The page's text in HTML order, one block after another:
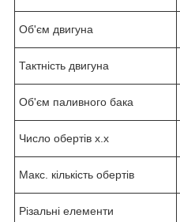
Об'єм двигуна
Тактність двигуна
Об'єм паливного бака
Число обертів х.х
Макс. кількість обертів
Різальні елементи